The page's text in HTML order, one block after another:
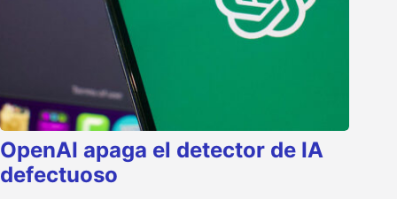
OpenAI apaga el detector de IA
defectuoso